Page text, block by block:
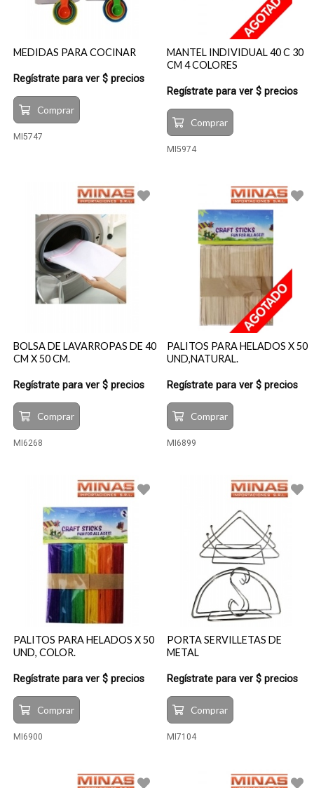
MEDIDAS PARA COCINAR
Regístrate para ver $ precios
Comprar
MI5747
MANTEL INDIVIDUAL 40 C 30
CM 4 COLORES
Regístrate para ver $ precios
Comprar
MI5974
BOLSA DE LAVARROPAS DE 40
CM X 50 CM.
Regístrate para ver $ precios
Comprar
MI6268
PALITOS PARA HELADOS X 50
UND,NATURAL.
Regístrate para ver $ precios
Comprar
MI6899
PALITOS PARA HELADOS X 50
UND, COLOR.
Regístrate para ver $ precios
Comprar
MI6900
PORTA SERVILLETAS DE
METAL
Regístrate para ver $ precios
Comprar
MI7104